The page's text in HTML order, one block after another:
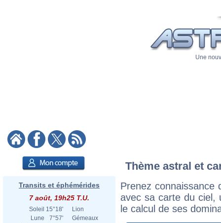
Une
Transits et éphémérides
7 août, 19h25 T.U.
Soleil 15°18'
Lion
Lune
7°57'
Gémeaux
Thème astral et
Prenez connaissance
avec sa carte du ciel,
le calcul de ses